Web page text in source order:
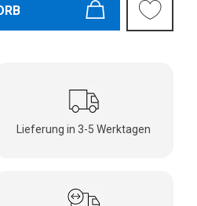
Lieferung in 3-5 Werktagen